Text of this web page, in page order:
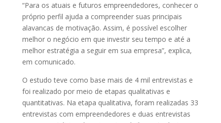
“Para os atuais e futuros empreendedores, conhecer o
próprio perfil ajuda a compreender suas principais
alavancas de motivação. Assim, é possível escolher
melhor o negócio em que investir seu tempo e até a
melhor estratégia a seguir em sua empresa”, explica,
em comunicado.
O estudo teve como base mais de 4 mil entrevistas e
foi realizado por meio de etapas qualitativas e
quantitativas. Na etapa qualitativa, foram realizadas 33
entrevistas com empreendedores e duas entrevistas